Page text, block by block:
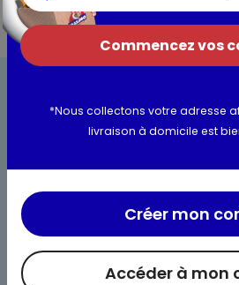
Bienvenue chez Maximo
Nos engagements
Maximo et vous
Commencez vos
*Nous collectons votre adresse
livraison à domicile est
Accéder à mon
Créer mon